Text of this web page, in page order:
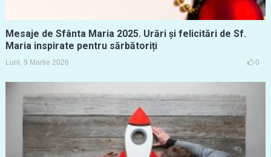
Mesaje de Sfânta Maria 2025. Urări și felicitări de Sf.
Maria inspirate pentru sărbătoriți
Luni, 9 Martie 2026 0